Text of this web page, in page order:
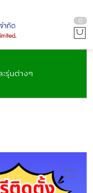
0
รุ่นต่างๆ